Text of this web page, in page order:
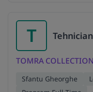
T
TOMRA
Sfantu Gheorghe